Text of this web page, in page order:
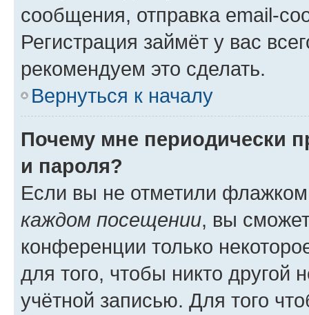
сообщения, отправка email-
Регистрация займёт у вас
рекомендуем это сделать.
Вернуться к началу
Почему мне периодически
и пароля?
Если вы не отметили
каждом посещении, вы
конференции только
для того, чтобы никто другой
учётной записью. Для того